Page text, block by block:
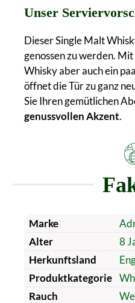
Unser
Dieser Single Malt
genossen zu werden.
Whisky aber auch ein
öffnet die Tür zu ganz
Sie Ihren gemütlichen
genussvollen Akzent.
Marke
Alter
8
Herkunftsland
Produktkategorie
Rauch